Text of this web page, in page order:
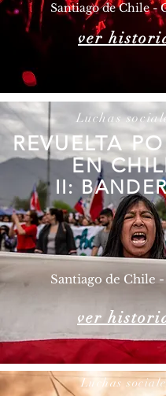
Santiago de Chile -
ver
Luchas
REVUELTA
EN
II:
Santiago de Chile
ver
Luchas